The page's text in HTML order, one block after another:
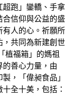
超跑」鑾轎、手拿
合信仰與公益的盛
有人的心。祈願所
，共同為新建創世
植福箱」的媽祖
的善心力量，由
，「偉昶食品」
全十美，包括：